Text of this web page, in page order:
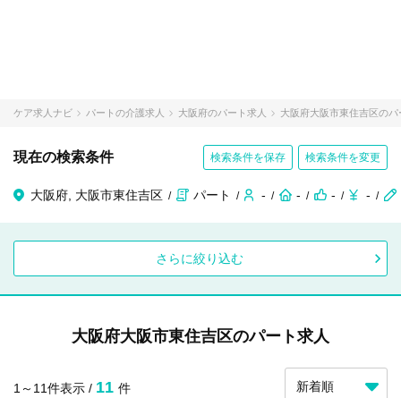
ケア求人ナビ パートの介護求人 大阪府のパート求人 大阪府大阪市東住吉区のパ
現在の検索条件 検索条件を保存 検索条件を変更
大阪府, 大阪市東住吉区 パート - - - -
さらに絞り込む
大阪府大阪市東住吉区のパート求人
1～11件表示 / 11 件